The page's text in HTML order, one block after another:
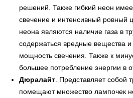
решений. Также гибкий неон
свечение и интенсивный ровный
неона являются наличие газа в
содержаться вредные вещества и
мощность свечения. Также к
большее потребление энергии в
Дюралайт . Представляет собой
помещают множество лампочек